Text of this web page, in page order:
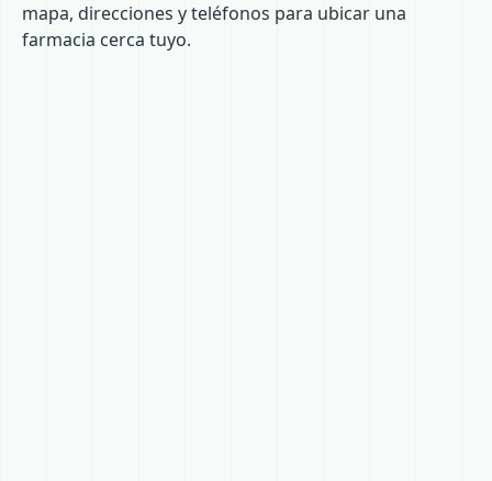
mapa, direcciones y teléfonos para ubicar una
farmacia cerca tuyo.